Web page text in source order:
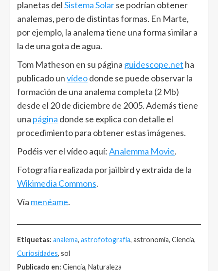
planetas delSistema Solarse podrían obtener
analemas, pero de distintas formas. En Marte,
por ejemplo, la analema tiene una forma similar a
la de una gota de agua.
Tom Matheson en su página guidescope.net ha
publicado unvídeodonde se puede observar la
formación de una analema completa (2 Mb)
desde el 20 de diciembre de 2005. Además tiene
una página donde se explica con detalle el
procedimiento para obtener estas imágenes.
Podéis ver el vídeo aquí:Analemma Movie.
Fotografía realizada por jailbird y extraida de la
Wikimedia Commons.
Vía menéame.
Etiquetas: analema, astrofotografía, astronomía, Ciencia,
Curiosidades, sol
Publicado en: Ciencia, Naturaleza